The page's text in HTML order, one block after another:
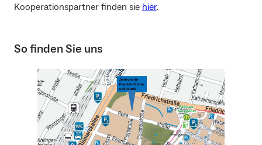
Kooperationspartner finden sie hier.
So finden Sie uns